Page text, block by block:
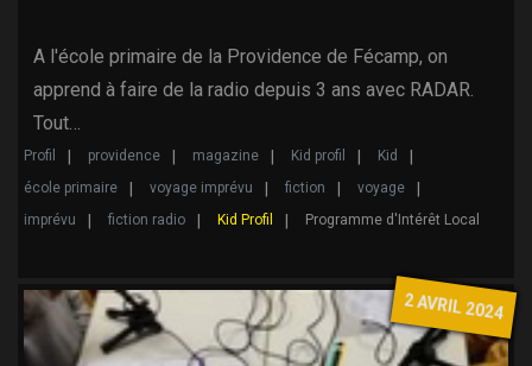
A l'école primaire de la Providence de Fécamp, on
apprend à faire de la radio depuis 3 ans avec RADAR.
Tout…
Profil providence magazine Kid profil
Kid
école primaire
voyage imprévu fiction
voyage
imprévu
fiction radio Kid Profil Programme d'Intérêt Local
2 AVRIL 2024